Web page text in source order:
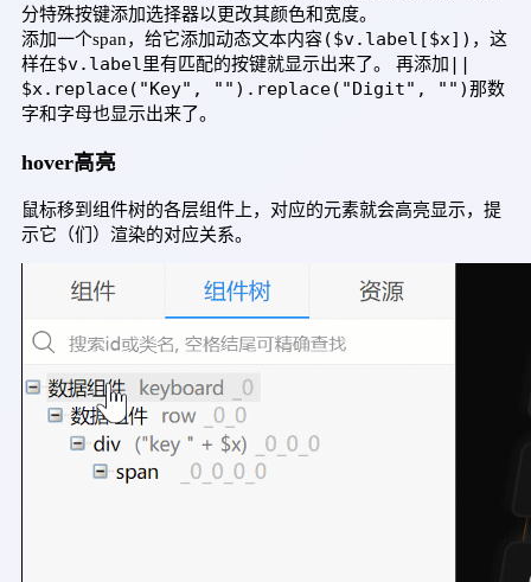
分特殊按键添加选择器以更改其颜色和宽度。
添加一个span，给它添加动态文本内容($v.label[$x]) ，这
样在$v.label里有匹配的按键就显示出来了。 再添加 ||
$x.replace("Key", "").replace("Digit", "")那数
字和字母也显示出来了。
hover高亮
鼠标移到组件树的各层组件上，对应的元素就会高亮显示，提
示它（们）渲染的对应关系。